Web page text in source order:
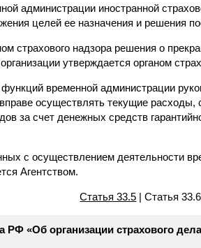
администрации иностранной
целей ее назначения и решения
страхового надзора решения о
утверждается органом
временной администрации
осуществлять текущие
за счет денежных средств
с осуществлением деятельности
Агентством.
Статья 33.5 | Статья
РФ «Об организации страхового